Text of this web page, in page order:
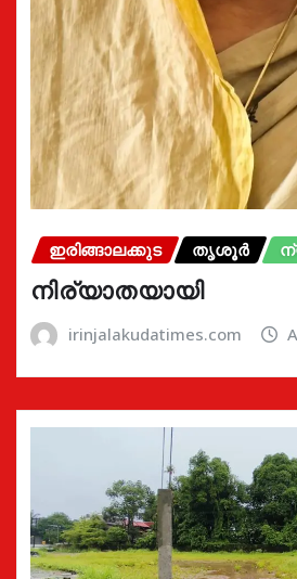
ഇരിങ്ങാലക്കുട തൃശൂർ
നിര്യാതയായി
irinjalakudatimes.com